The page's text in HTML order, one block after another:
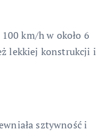
km/h w około 6
lekkiej konstrukcji i
sztywność i